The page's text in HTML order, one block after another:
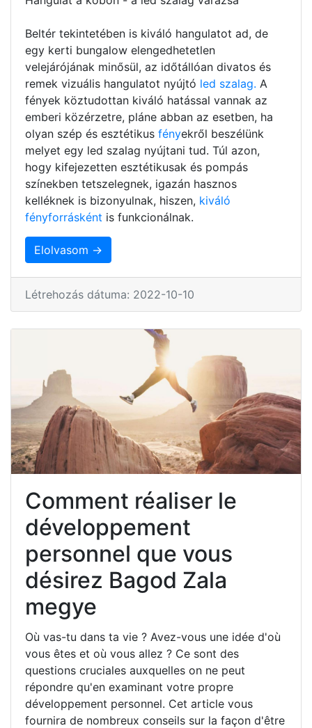
Beltér tekintetében is kiváló hangulatot ad, de
egy kerti bungalow elengedhetetlen
velejárójának minősül, az időtállóan divatos és
remek vizuális hangulatot nyújtó led szalag. A
fények köztudottan kiváló hatással vannak az
emberi közérzetre, pláne abban az esetben, ha
olyan szép és esztétikus fényekről beszélünk
melyet egy led szalag nyújtani tud. Túl azon,
hogy kifejezetten esztétikusak és pompás
színekben tetszelegnek, igazán hasznos
kelléknek is bizonyulnak, hiszen, kiváló
fényforrásként is funkcionálnak.
Elolvasom →
Létrehozás dátuma: 2022-10-10
Comment réaliser le
développement
personnel que vous
désirez Bagod Zala
megye
Où vas-tu dans ta vie ? Avez-vous une idée d'où
vous êtes et où vous allez ? Ce sont des
questions cruciales auxquelles on ne peut
répondre qu'en examinant votre propre
développement personnel. Cet article vous
fournira de nombreux conseils sur la façon d'être